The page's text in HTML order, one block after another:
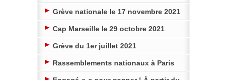
Grève nationale le 17 novembre 2021
Cap Marseille le 29 octobre 2021
Grève du 1er juillet 2021
Rassemblements nationaux à Paris